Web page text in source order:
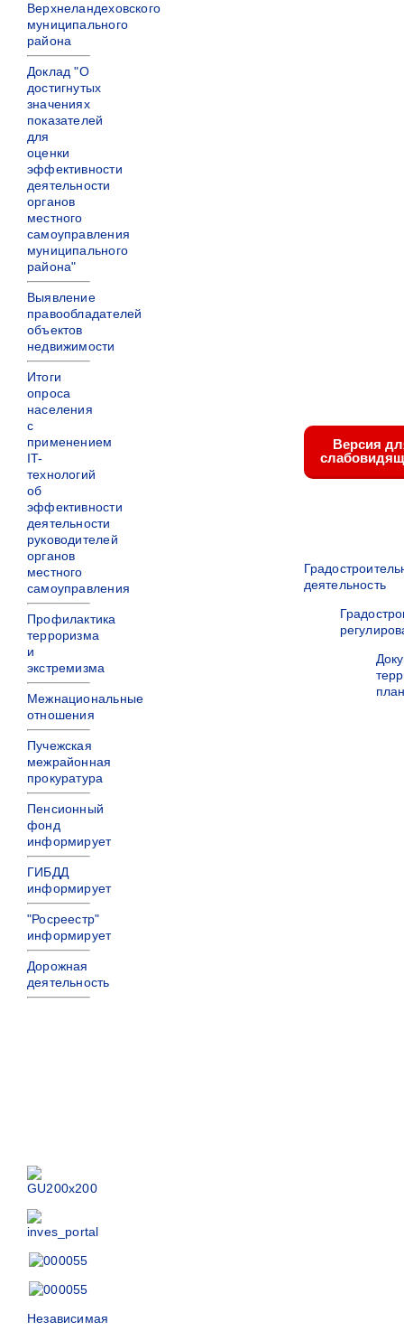
Верхнеландеховского
муниципального
района
Доклад "О
достигнутых
значениях
показателей
для
оценки
эффективности
деятельности
органов
местного
самоуправления
муниципального
района"
Выявление
правообладателей
объектов
недвижимости
Итоги
опроса
населения
с
применением
IT-
технологий
об
эффективности
деятельности
руководителей
органов
местного
самоуправления
Профилактика
терроризма
и
экстремизма
Межнациональные
отношения
Пучежская
межрайонная
прокуратура
Пенсионный
фонд
информирует
ГИБДД
информирует
"Росреестр"
информирует
Дорожная
деятельность
Независимая
Версия
деятельность